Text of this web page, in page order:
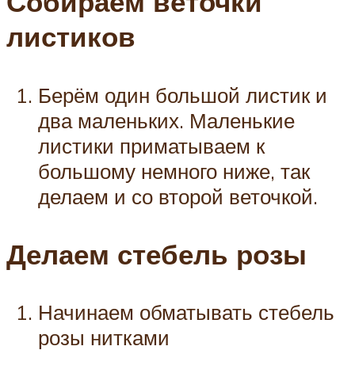
листиков
Берём один большой листик и
два маленьких. Маленькие
листики приматываем к
большому немного ниже, так
делаем и со второй веточкой.
Делаем стебель розы
Начинаем обматывать стебель
розы нитками